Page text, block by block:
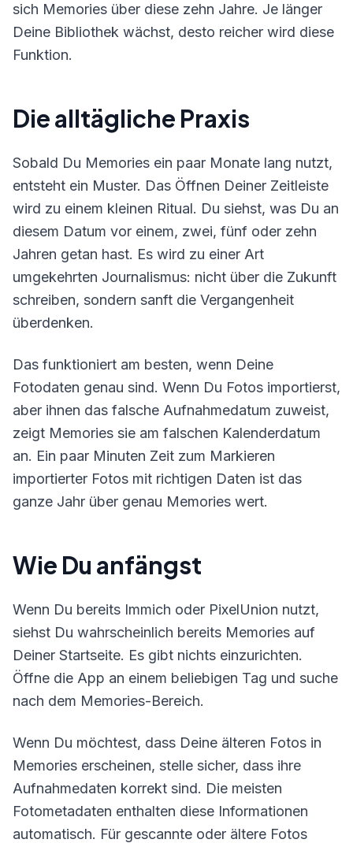
sich Memories über diese zehn Jahre. Je länger
Deine Bibliothek wächst, desto reicher wird diese
Funktion.
Die alltägliche Praxis
Sobald Du Memories ein paar Monate lang nutzt,
entsteht ein Muster. Das Öffnen Deiner Zeitleiste
wird zu einem kleinen Ritual. Du siehst, was Du an
diesem Datum vor einem, zwei, fünf oder zehn
Jahren getan hast. Es wird zu einer Art
umgekehrten Journalismus: nicht über die Zukunft
schreiben, sondern sanft die Vergangenheit
überdenken.
Das funktioniert am besten, wenn Deine
Fotodaten genau sind. Wenn Du Fotos importierst,
aber ihnen das falsche Aufnahmedatum zuweist,
zeigt Memories sie am falschen Kalenderdatum
an. Ein paar Minuten Zeit zum Markieren
importierter Fotos mit richtigen Daten ist das
ganze Jahr über genau Memories wert.
Wie Du anfängst
Wenn Du bereits Immich oder PixelUnion nutzt,
siehst Du wahrscheinlich bereits Memories auf
Deiner Startseite. Es gibt nichts einzurichten.
Öffne die App an einem beliebigen Tag und suche
nach dem Memories-Bereich.
Wenn Du möchtest, dass Deine älteren Fotos in
Memories erscheinen, stelle sicher, dass ihre
Aufnahmedaten korrekt sind. Die meisten
Fotometadaten enthalten diese Informationen
automatisch. Für gescannte oder ältere Fotos